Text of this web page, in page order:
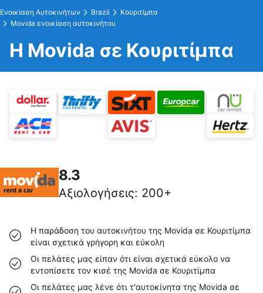
Ενοικίαση Αυτοκινήτων Brazil
Κουριτίμπα
Movida ενοικίαση αυτοκινήτου
Η Movida σε Κουριτίμπα
8.3
Αξιολογήσεις: 200+
Η παράδοση του αυτοκινήτου της Movida σε Κουριτίμπα
είναι σχετικά γρήγορη και εύκολη
Οι πελάτες μας είπαν ότι είναι σχετικά εύκολο να
εντοπίσετε τον κισέ της Movida σε Κουριτίμπα
Οι πελάτες μας λένε ότι τ'αυτοκίνητα της Movida σε